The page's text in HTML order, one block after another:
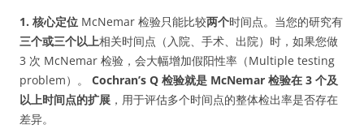
1. 核心定位 McNemar 检验只能比较两个时间点。当您的研究有
三个或三个以上相关时间点（入院、手术、出院）时，如果您做
3 次 McNemar 检验，会大幅增加假阳性率（Multiple testing
problem）。 Cochran’s Q 检验就是 McNemar 检验在 3 个及
以上时间点的扩展 ，用于评估多个时间点的整体检出率是否存在
差异。